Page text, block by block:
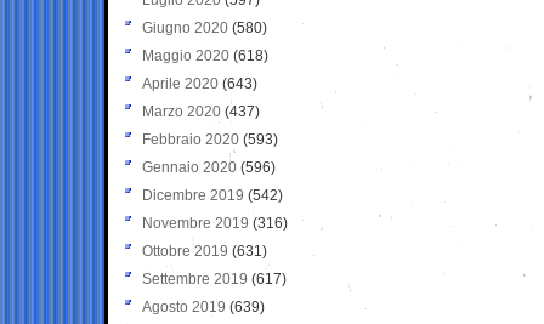
Giugno 2020 (580)
Maggio 2020 (618)
Aprile 2020 (643)
Marzo 2020 (437)
Febbraio 2020 (593)
Gennaio 2020 (596)
Dicembre 2019 (542)
Novembre 2019 (316)
Ottobre 2019 (631)
Settembre 2019 (617)
Agosto 2019 (639)